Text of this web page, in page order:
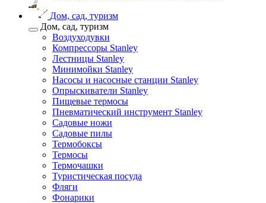
Дом, сад, туризм
Дом, сад, туризм
Воздуходувки
Компрессоры Stanley
Лестницы Stanley
Минимойки Stanley
Насосы и насосные станции Stanley
Опрыскиватели Stanley
Пищевые термосы
Пневматический инструмент Stanley
Садовые ножи
Садовые пилы
Термобоксы
Термосы
Термочашки
Туристическая посуда
Фляги
Фонарики